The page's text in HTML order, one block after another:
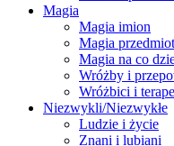
Magia
Magia imion
Magia
Magia na co
Wróżby i
Wróżbici i
Niezwykli/Niezwykłe
Ludzie i życie
Znani i lubiani